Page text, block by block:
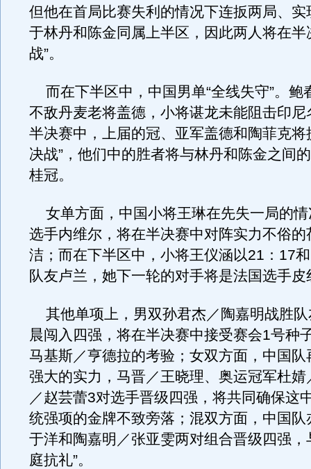
但他在首局比赛失利的情况下连扳两局、实
于林丹和陈金同属上半区，因此两人将在半
战”。
而在下半区中，中国男单“全线失守”。鲍
不敌丹麦老将盖德，小将谌龙未能阻击印尼
半决赛中，上届的冠、亚军盖德和陶菲克将
决战”，他们中的胜者将与林丹和陈金之间
桂冠。
女单方面，中国小将王琳在先失一局的情
选手内维尔，将在半决赛中对阵实力不俗的
洁；而在下半区中，小将王仪涵以21：17
队友卢兰，她下一轮的对手将是法国选手皮
其他单项上，男双孙君杰／陶嘉明战胜队
晨闯入四强，将在半决赛中接受赛会1号种
马基斯／亨德拉的考验；女双方面，中国队
强大的实力，马晋／王晓理、奥运冠军杜婧
／赵芸蕾3对选手晋级四强，将共同确保这
统强项的金牌不致旁落；混双方面，中国队
于洋和陶嘉明／张亚雯两对组合晋级四强，
庭抗礼”。